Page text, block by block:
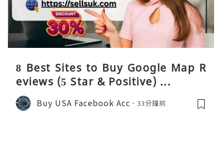
8 Best Sites to Buy Google Map R
eviews (5 Star & Positive) ...
Buy USA Facebook Acc 33分鐘前